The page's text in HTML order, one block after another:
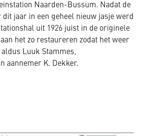
Naarden-Bussum. Nadat de
dit jaar in een geheel nieuw jasje werd
uit 1926 juist in de originele
het zo restaureren zodat het weer
Luuk Stammes,
aannemer K. Dekker.